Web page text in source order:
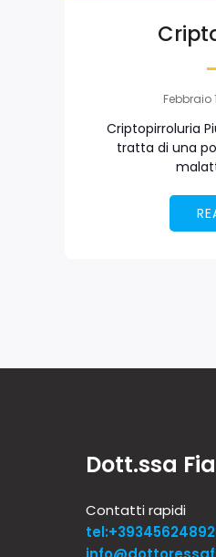
Febbraio
Criptopirroluria
tratta di una
Dott.ssa
Contatti rapidi